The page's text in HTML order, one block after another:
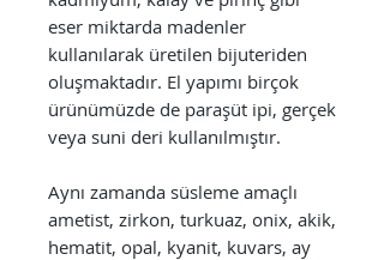
eser miktarda madenler
kullanılarak üretilen bijuteriden
oluşmaktadır. El yapımı birçok
ürünümüzde de paraşüt ipi, gerçek
veya suni deri kullanılmıştır.
Aynı zamanda süsleme amaçlı
ametist, zirkon, turkuaz, onix, akik,
hematit, opal, kyanit, kuvars, ay